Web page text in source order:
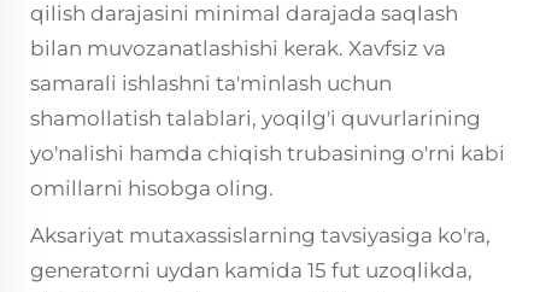
qilish darajasini minimal darajada saqlash
bilan muvozanatlashishi kerak. Xavfsiz va
samarali ishlashni ta'minlash uchun
shamollatish talablari, yoqilg'i quvurlarining
yo'nalishi hamda chiqish trubasining o'rni kabi
omillarni hisobga oling.
Aksariyat mutaxassislarning tavsiyasiga ko'ra,
generatorni uydan kamida 15 fut uzoqlikda,